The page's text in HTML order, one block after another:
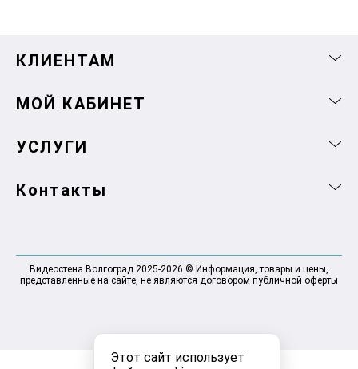
Этот сайт использует
КЛИЕНТАМ
МОЙ КАБИНЕТ
УСЛУГИ
Контакты
Видеостена Волгоград 2025-2026 © Информация, товары и цены,
представленные на сайте, не являются договором публичной оферты